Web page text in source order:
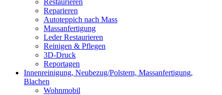
Restaurieren
Reparieren
Autoteppich nach Mass
Massanfertigung
Leder Restaurieren
Reinigen & Pflegen
3D-Druck
Reportagen
Innenreinigung, Neubezug/Polstern, Massanfertigung,
Blachen
Wohnmobil